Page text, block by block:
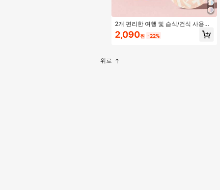
2개 편리한 여행 및 습식/건식 사용을
위한 부드러운 비섭취 파우더 퍼프, 고
밀도 스펀지 및 더 잘 맞는 파운데이션
리, 퍼프, 메이크업 블렌더, 파우더 퍼
프, 메이크업 스펀지, 저렴한, 스타킹
2,090원 -22%
위로